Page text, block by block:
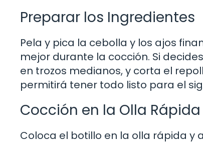
Preparar los Ingredientes
Pela y pica la cebolla y los ajos
mejor durante la cocción. Si
en trozos medianos, y corta el
permitirá tener todo listo para el
Cocción en la Olla Rápida
Coloca el botillo en la olla rápida y